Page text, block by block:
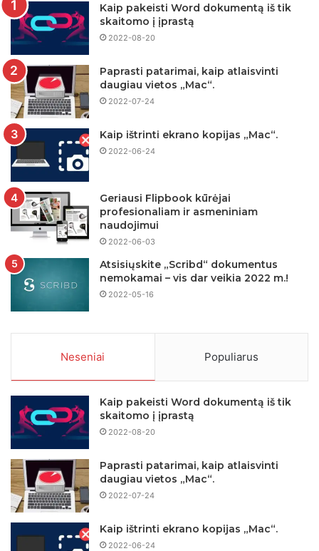
Kaip pakeisti Word dokumentą iš tik
skaitomo į įprastą
2022-08-20
Paprasti patarimai, kaip atlaisvinti
daugiau vietos „Mac“.
2022-07-24
Kaip ištrinti ekrano kopijas „Mac“.
2022-06-24
Geriausi Flipbook kūrėjai
profesionaliam ir asmeniniam
naudojimui
2022-06-03
Atsisiųskite „Scribd“ dokumentus
nemokamai – vis dar veikia 2022 m.!
2022-05-16
Neseniai Populiarus
Kaip pakeisti Word dokumentą iš tik
skaitomo į įprastą
2022-08-20
Paprasti patarimai, kaip atlaisvinti
daugiau vietos „Mac“.
2022-07-24
Kaip ištrinti ekrano kopijas „Mac“.
2022-06-24